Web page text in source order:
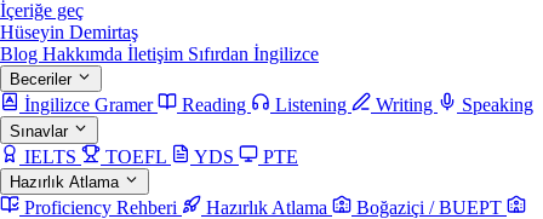
İçeriğe geç
Hüseyin Demirtaş
Blog Hakkımda İletişim Sıfırdan İngilizce
Beceriler
İngilizce Gramer Reading Listening Writing Speaking
Sınavlar
IELTS TOEFL YDS PTE
Hazırlık Atlama
Proficiency Rehberi Hazırlık Atlama
Boğaziçi / BUEPT